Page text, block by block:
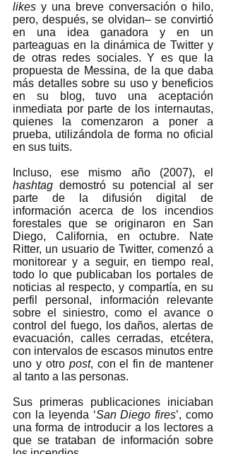
likes y una breve conversación o hilo,
pero, después, se olvidan– se convirtió
en una idea ganadora y en un
parteaguas en la dinámica de Twitter y
de otras redes sociales. Y es que la
propuesta de Messina, de la que daba
más detalles sobre su uso y beneficios
en su blog, tuvo una aceptación
inmediata por parte de los internautas,
quienes la comenzaron a poner a
prueba, utilizándola de forma no oficial
en sus tuits.
hashtag demostró su potencial al ser
parte de la difusión digital de
información acerca de los incendios
forestales que se originaron en San
Diego, California, en octubre. Nate
Ritter, un usuario de Twitter, comenzó a
monitorear y a seguir, en tiempo real,
todo lo que publicaban los portales de
noticias al respecto, y compartía, en su
perfil personal, información relevante
sobre el siniestro, como el avance o
control del fuego, los daños, alertas de
evacuación, calles cerradas, etcétera,
con intervalos de escasos minutos entre
uno y otro post, con el fin de mantener
al tanto a las personas.
Sus primeras publicaciones iniciaban
con la leyenda ‘San Diego fires’, como
una forma de introducir a los lectores a
que se trataban de información sobre